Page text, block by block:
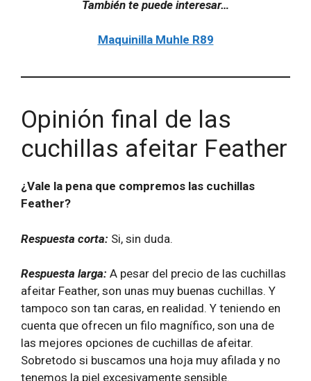
También te puede interesar…
Maquinilla Muhle R89
Opinión final de las
cuchillas afeitar Feather
¿Vale la pena que compremos las cuchillas
Feather?
Respuesta corta: Si, sin duda.
Respuesta larga: A pesar del precio de las cuchillas
afeitar Feather, son unas muy buenas cuchillas. Y
tampoco son tan caras, en realidad. Y teniendo en
cuenta que ofrecen un filo magnífico, son una de
las mejores opciones de cuchillas de afeitar.
Sobretodo si buscamos una hoja muy afilada y no
tenemos la piel excesivamente sensible.